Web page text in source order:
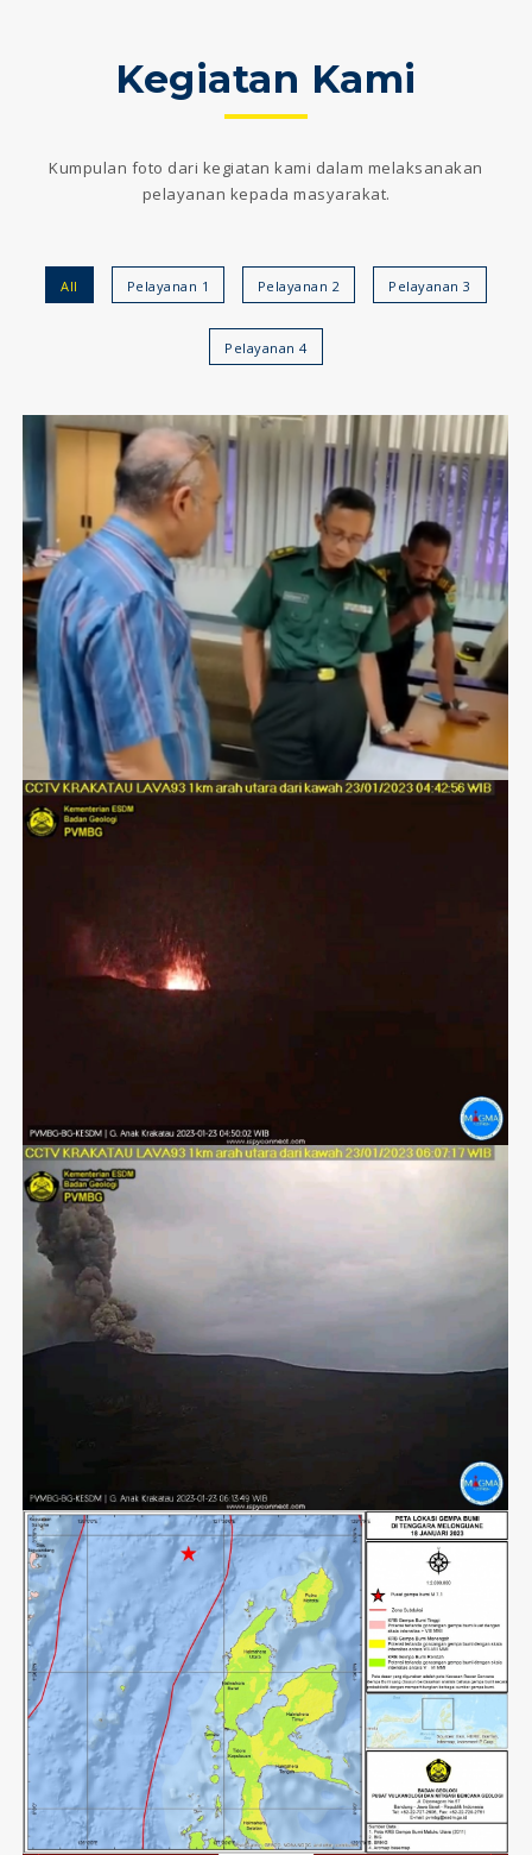
Kegiatan Kami
Kumpulan foto dari kegiatan kami dalam melaksanakan
pelayanan kepada masyarakat.
All Pelayanan 1 Pelayanan 2 Pelayanan 3
Pelayanan 4